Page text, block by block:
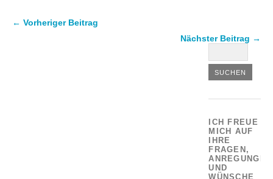
← Vorheriger Beitrag
Nächster Beitrag →
ICH FREUE
MICH AUF
IHRE
FRAGEN,
ANREGUNGEN
UND
WÜNSCHE